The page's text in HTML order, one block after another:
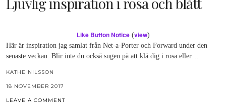
Like Button Notice(view)
Här är inspiration jag samlat från Net-a-Porter och Forward under den
senaste veckan. Blir inte du också sugen på att klä dig i rosa eller…
KÄTHE NILSSON
18 NOVEMBER 2017
LEAVE A COMMENT